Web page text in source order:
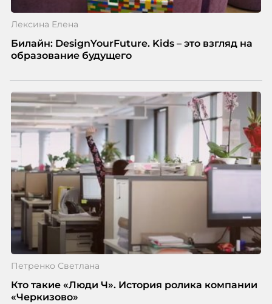
Лексина Елена
Билайн: DesignYourFuture. Kids – это взгляд на
образование будущего
Петренко Светлана
Кто такие «Люди Ч». История ролика компании
«Черкизово»